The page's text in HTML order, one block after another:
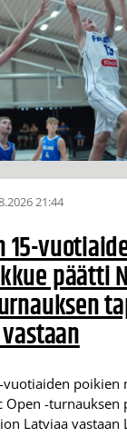
21:44
15-
päätti
vuotiaiden poikien
Open -turnauksen
Latviaa vastaan